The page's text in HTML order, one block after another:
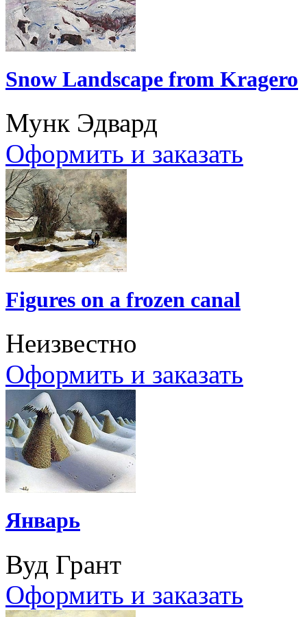
Snow Landscape from Kragero
Мунк Эдвард
Оформить и заказать
Figures on a frozen canal
Неизвестно
Оформить и заказать
Январь
Вуд Грант
Оформить и заказать